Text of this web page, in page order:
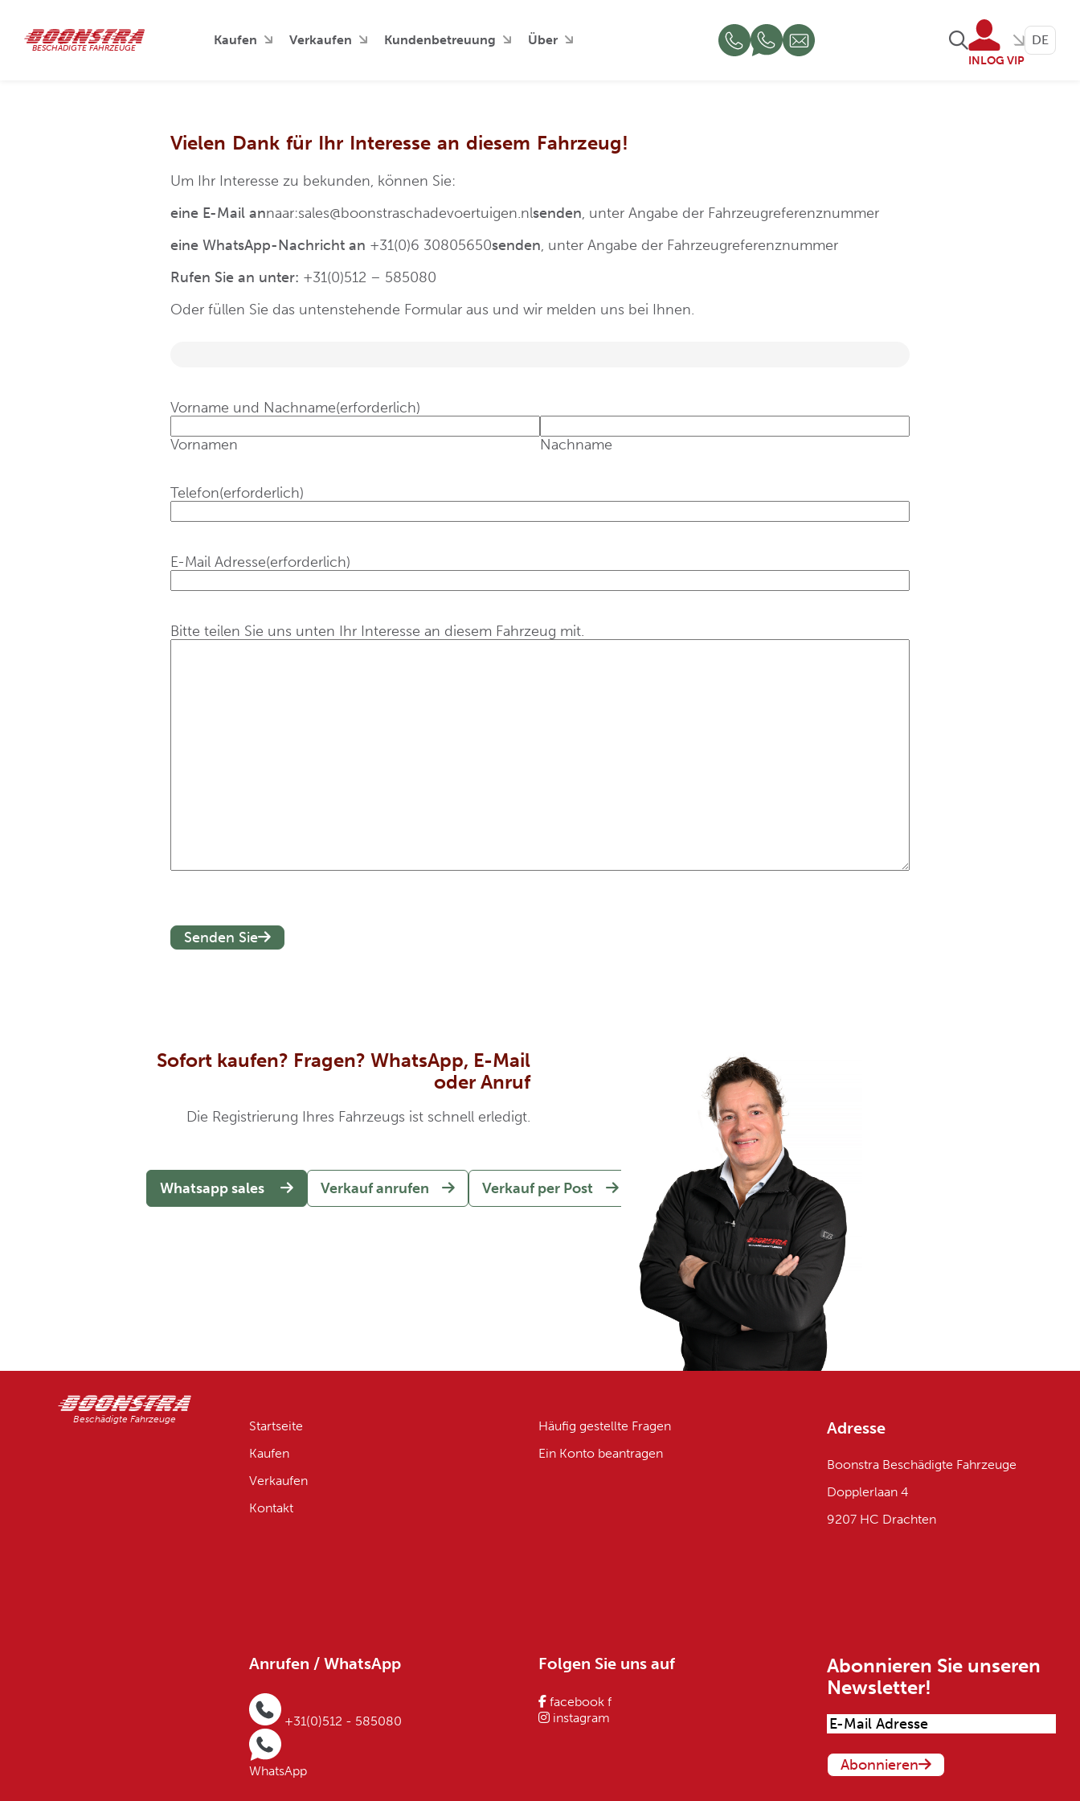
BESCHÄDIGTE FAHRZEUGE
Kaufen Verkaufen Kundenbetreuung Über
INLOG VIP
DE
Vielen Dank für Ihr Interesse an diesem Fahrzeug!
Um Ihr Interesse zu bekunden, können Sie:
eine E-Mail annaar:sales@boonstraschadevoertuigen.nlsenden, unter Angabe der Fahrzeugreferenznummer
eine WhatsApp-Nachricht an +31(0)6 30805650senden, unter Angabe der Fahrzeugreferenznummer
Rufen Sie an unter: +31(0)512 – 585080
Oder füllen Sie das untenstehende Formular aus und wir melden uns bei Ihnen.
Vorname und Nachname(erforderlich)
Vornamen Nachname
Telefon(erforderlich)
E-Mail Adresse(erforderlich)
Bitte teilen Sie uns unten Ihr Interesse an diesem Fahrzeug mit.
Sofort kaufen? Fragen? WhatsApp, E-Mail
oder Anruf
Die Registrierung Ihres Fahrzeugs ist schnell erledigt.
Whatsapp sales Verkauf anrufen Verkauf per Post
Beschädigte Fahrzeuge
Startseite
Kaufen
Verkaufen
Kontakt
Häufig gestellte Fragen
Ein Konto beantragen
Adresse
Boonstra Beschädigte Fahrzeuge
Dopplerlaan 4
9207 HC Drachten
Anrufen / WhatsApp
+31(0)512 - 585080
WhatsApp
Folgen Sie uns auf
facebook f
instagram
Abonnieren Sie unseren
Newsletter!